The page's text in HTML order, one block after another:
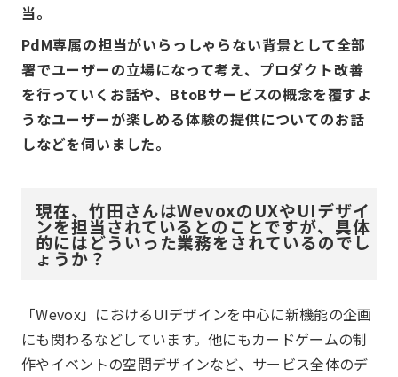
当。
PdM専属の担当がいらっしゃらない背景として全部
署でユーザーの立場になって考え、プロダクト改善
を行っていくお話や、BtoBサービスの概念を覆すよ
うなユーザーが楽しめる体験の提供についてのお話
しなどを伺いました。
現在、竹田さんはWevoxのUXやUIデザイ
ンを担当されているとのことですが、具体
的にはどういった業務をされているのでし
ょうか？
「Wevox」におけるUIデザインを中心に新機能の企画
にも関わるなどしています。他にもカードゲームの制
作やイベントの空間デザインなど、サービス全体のデ